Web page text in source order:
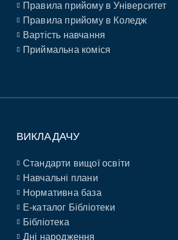
Правила прийому в Університет
Правила прийому в Коледж
Вартість навчання
Приймальна коміся
ВИКЛАДАЧУ
Стандарти вищої освіти
Навчальні плани
Нормативна база
E-каталог Бібліотеки
Бібліотека
Дні народження